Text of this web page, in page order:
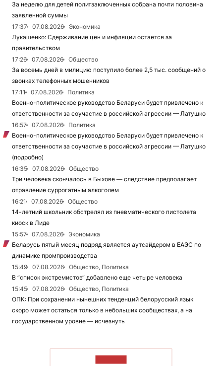
За неделю для детей политзаключенных собрана почти половина
заявленной суммы
17:37
07.08.2026
Экономика
Лукашенко: Сдерживание цен и инфляции остается за
правительством
17:26
07.08.2026
Общество
За восемь дней в милицию поступило более 2,5 тыс. сообщений о
звонках телефонных мошенников
17:11
07.08.2026
Политика
Военно-политическое руководство Беларуси будет привлечено к
ответственности за соучастие в российской агрессии — Латушко
16:57
07.08.2026
Политика
Военно-политическое руководство Беларуси будет привлечено к
ответственности за соучастие в российской агрессии — Латушко
(подробно)
16:35
07.08.2026
Общество
Три человека скончалось в Быхове — следствие предполагает
отравление суррогатным алкоголем
16:21
07.08.2026
Общество
14-летний школьник обстрелял из пневматического пистолета
киоск в Лиде
15:57
07.08.2026
Экономика
Беларусь пятый месяц подряд является аутсайдером в ЕАЭС по
динамике промпроизводства
15:49
07.08.2026
Общество, Политика
В “список экстремистов“ добавлено еще четыре человека
15:45
07.08.2026
Общество, Политика
ОПК: При сохранении нынешних тенденций белорусский язык
скоро может остаться только в небольших сообществах, а на
государственном уровне — исчезнуть